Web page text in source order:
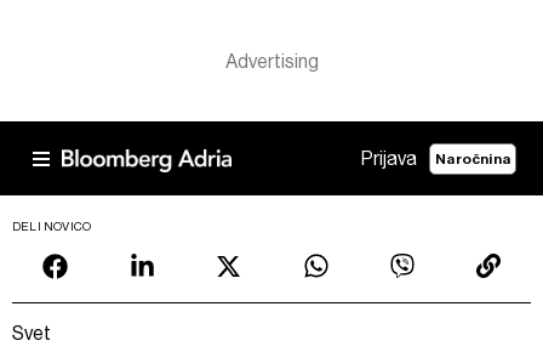
Prijava Naročnina
DELI NOVICO
Svet